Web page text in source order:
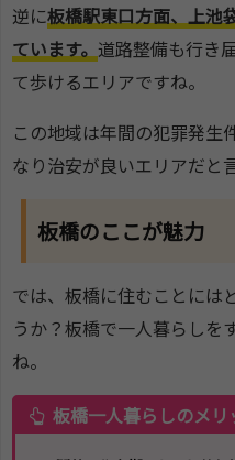
逆に板橋駅東口方面、上池
ています。 道路整備も行き
て歩けるエリアですね。
この地域は年間の犯罪発生
なり治安が良いエリアだと
板橋のここが魅力
では、板橋に住むことには
うか？板橋で一人暮らしを
ね。
板橋一人暮らしのメリ